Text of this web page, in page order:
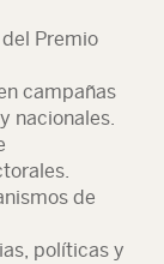
Premio
campañas
nacionales.
de
políticas y